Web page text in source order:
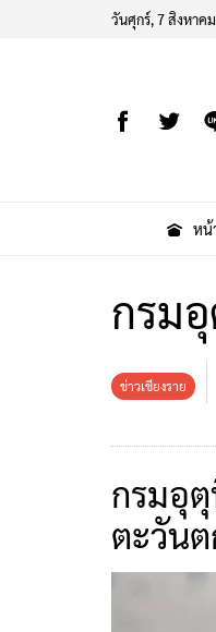
วันศุกร์, 7 สิงหาค
หน้
กรม
ข่าวเชียงราย
กรมอุ
ตะวัน